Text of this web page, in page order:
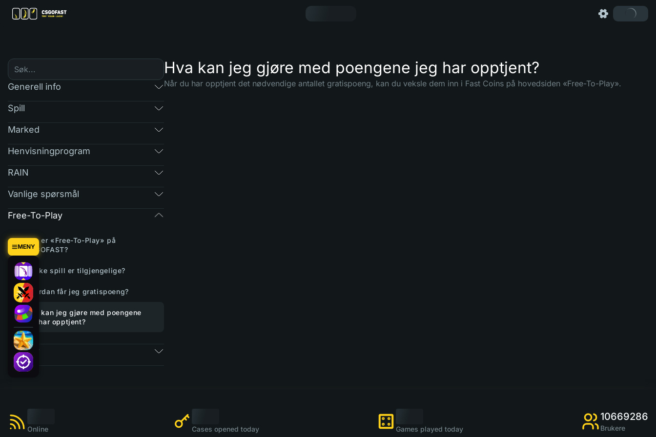
MENY
Generell info
Spill
Marked
Henvisningprogram
RAIN
Vanlige spørsmål
Free-To-Play
Hva er «Free-To-Play» på
CSGOFAST?
Hvilke spill er tilgjengelige?
Hvordan får jeg gratispoeng?
Hva kan jeg gjøre med poengene
jeg har opptjent?
Billetter
Hva kan jeg gjøre med poengene jeg har opptjent?
Når du har opptjent det nødvendige antallet gratispoeng, kan du veksle dem inn i Fast Coins på hovedsiden «Free-To-Play».
Online Cases opened today Games played today
10669286
Brukere